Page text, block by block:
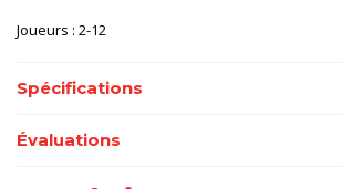
Joueurs : 2-12
Spécifications
Évaluations